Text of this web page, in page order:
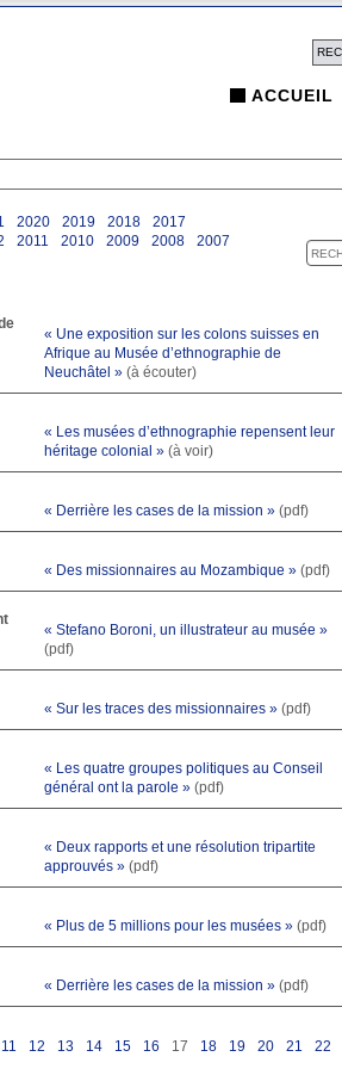
ACCUEIL
2020 2019 2018
2017
2011 2010 2009 2008
2007
« Une exposition sur les colons suisses en
Afrique au Musée d’ethnographie de
Neuchâtel » (à écouter)
« Les musées d’ethnographie repensent leur
héritage colonial » (à voir)
« Derrière les cases de la mission » (pdf)
« Des missionnaires au Mozambique » (pdf)
« Stefano Boroni, un illustrateur au musée »
(pdf)
« Sur les traces des missionnaires » (pdf)
« Les quatre groupes politiques au Conseil
général ont la parole » (pdf)
« Deux rapports et une résolution tripartite
approuvés » (pdf)
« Plus de 5 millions pour les musées » (pdf)
« Derrière les cases de la mission » (pdf)
11 12 13 14 15 16 17 18 19 20 21 22